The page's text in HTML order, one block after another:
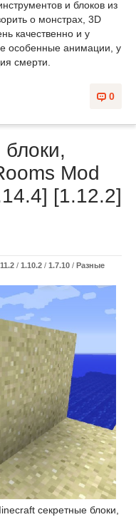
и блоков из
о монстрах, 3D
качественно и у
особенные анимации, у
смерти.
0
Mod
[1.12.2]
/ 1.10.2 / 1.7.10 / Разные
секретные блоки,